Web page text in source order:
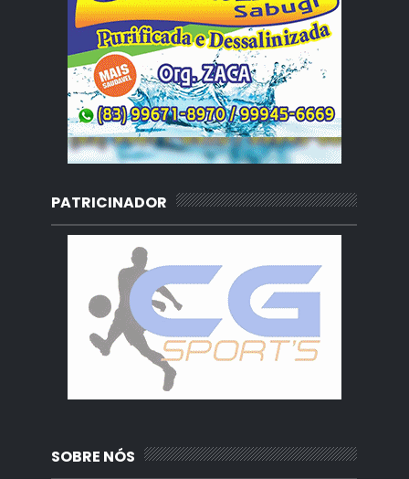
PATRICINADOR
SOBRE NÓS